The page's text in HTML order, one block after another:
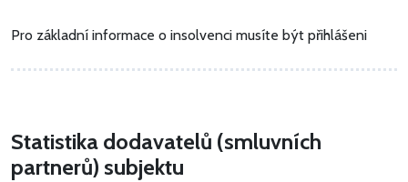
Pro základní informace o insolvenci musíte být přihlášeni
Statistika dodavatelů (smluvních
partnerů) subjektu